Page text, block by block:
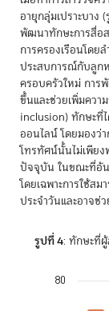
อายุกลุ่มเปราะบา
พัฒนาทักษะการสื่อ
การครองเรือนโดย
ประสบการณ์กับลูก
ครอบครัวใหม่ การ
ขึ้นและช่วยเพิ่มคว
inclusion) ทักษะที่
ออนไลน์ โดยมองว่
โทรทัศน์นั้นไม่เพียง
ปัจจุบัน ในขณะที่อั
โดยเฉพาะการใช้ส
ประจำวันและอาจช่
รูปที่ 4: ทักษะที่ผู้
80